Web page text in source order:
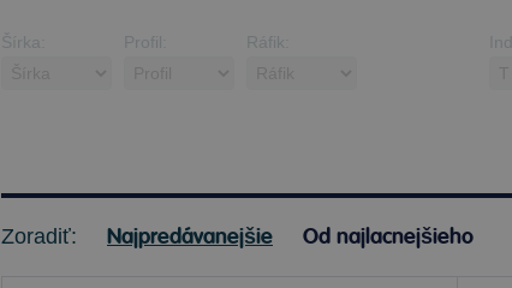
Šírka: Profil: Ráfik:
Zoradiť: Najpredávanejšie Od najlacnejšieho